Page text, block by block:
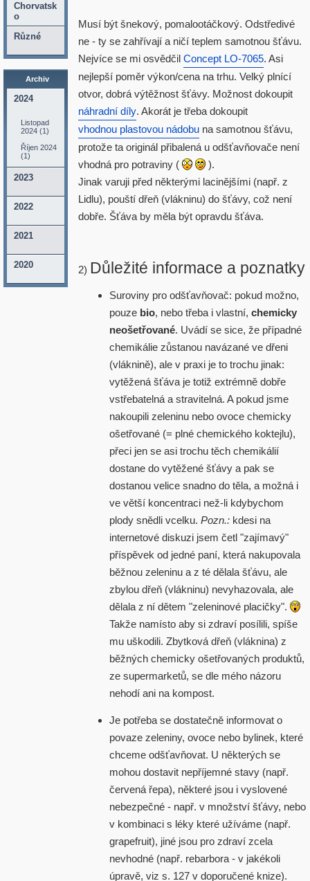
Chorvatsk
o
Různé
Archiv
2024
Listopad
2024 (1)
Říjen 2024
(1)
2023
2022
2021
2020
Musí být šnekový, pomalootáčkový. Odstředivé
ne - ty se zahřívají a ničí teplem samotnou šťávu.
Nejvíce se mi osvědčil Concept LO-7065. Asi
nejlepší poměr výkon/cena na trhu. Velký plnící
otvor, dobrá výtěžnost šťávy. Možnost dokoupit
náhradní díly. Akorát je třeba dokoupit
vhodnou plastovou nádobuna samotnou šťávu,
protože ta originál přibalená u odšťavňovače není
vhodná pro potraviny (
).
Jinak varuji před některými lacinějšími (např. z
Lidlu), pouští dřeň (vlákninu) do šťávy, což není
dobře. Šťáva by měla být opravdu šťáva.
2) Důležité informace a poznatky
Suroviny pro odšťavňovač: pokud možno,
pouze bio, nebo třeba i vlastní, chemicky
neošetřované. Uvádí se sice, že případné
chemikálie zůstanou navázané ve dřeni
(vláknině), ale v praxi je to trochu jinak:
vytěžená šťáva je totiž extrémně dobře
vstřebatelná a stravitelná. A pokud jsme
nakoupili zeleninu nebo ovoce chemicky
ošetřované (= plné chemického koktejlu),
přeci jen se asi trochu těch chemikálií
dostane do vytěžené šťávy a pak se
dostanou velice snadno do těla, a možná i
ve větší koncentraci než-li kdybychom
plody snědli vcelku. Pozn.:kdesi na
internetové diskuzi jsem četl "zajímavý"
příspěvek od jedné paní, která nakupovala
běžnou zeleninu a z té dělala šťávu, ale
zbylou dřeň (vlákninu) nevyhazovala, ale
dělala z ní dětem "zeleninové placičky".
Takže namísto aby si zdraví posílili, spíše
mu uškodili. Zbytková dřeň (vláknina) z
běžných chemicky ošetřovaných produktů,
ze supermarketů, se dle mého názoru
nehodí ani na kompost.
Je potřeba se dostatečně informovat o
povaze zeleniny, ovoce nebo bylinek, které
chceme odšťavňovat. U některých se
mohou dostavit nepříjemné stavy (např.
červená řepa), některé jsou i vyslovené
nebezpečné - např. v množství šťávy, nebo
v kombinaci s léky které užíváme (např.
grapefruit), jiné jsou pro zdraví zcela
nevhodné (např. rebarbora - v jakékoli
úpravě, viz s. 127 v doporučené knize).